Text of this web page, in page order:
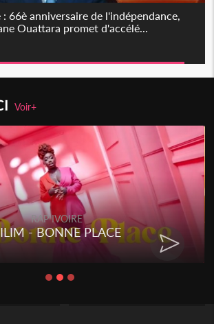
66è anniversaire de l'indépendance,
Ouattara promet d'accélé...
Voir+
RAP IVOIRE
- BONNE PLACE